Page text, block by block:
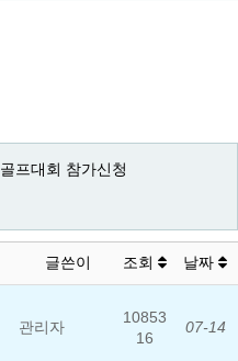
골프대회 참가신청
글쓴이 조회 날짜
관리자
10853
16
07-14